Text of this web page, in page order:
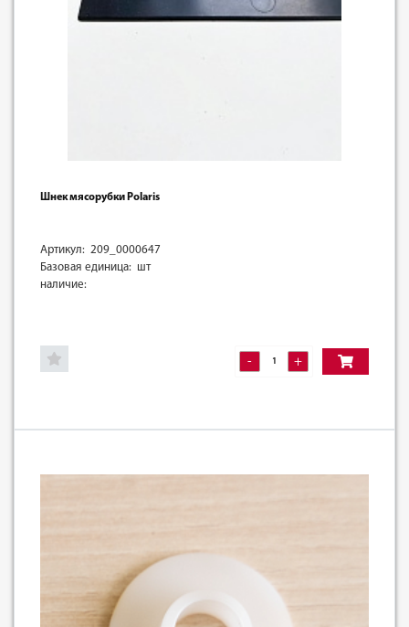
Шнек мясорубки Polaris
Артикул: 209_0000647
Базовая единица: шт
наличие:
- +